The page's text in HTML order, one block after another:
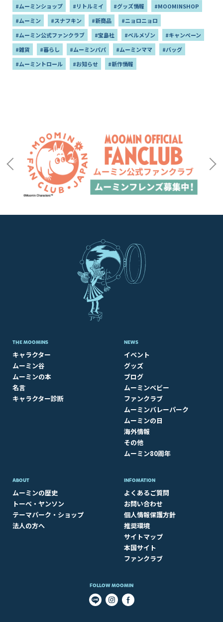
#ムーミンショップ #リトルミイ #グッズ情報
#MOOMINSHOP
#ムーミン
#スナフキン #新商品
#ニョロニョロ
#ムーミン公式ファンクラブ
#宝島社 #ベルメゾン
#キャンペーン
#雑貨
#暮らし #ムーミンパパ #ムーミンママ
#バッグ
#ムーミントロール
#お知らせ #新作情報
THE MOOMINS
キャラクター
ムーミン谷
ムーミンの本
名言
キャラクター診断
NEWS
イベント
グッズ
ブログ
ムーミンベビー
ファンクラブ
ムーミンバレーパーク
ムーミンの日
海外情報
その他
ムーミン80周年
ABOUT​
ムーミンの歴史
トーベ・ヤンソン
テーマパーク・ショップ
法人の方へ
INFOMATION
よくあるご質問
お問い合わせ
個人情報保護方針
推奨環境
サイトマップ
本国サイト
ファンクラブ
FOLLOW MOOMIN